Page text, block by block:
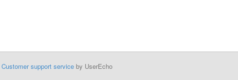
Customer support serviceby UserEcho